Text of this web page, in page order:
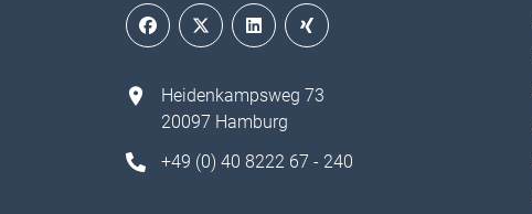
Heidenkampsweg 73
20097 Hamburg
+49 (0) 40 8222 67 - 240